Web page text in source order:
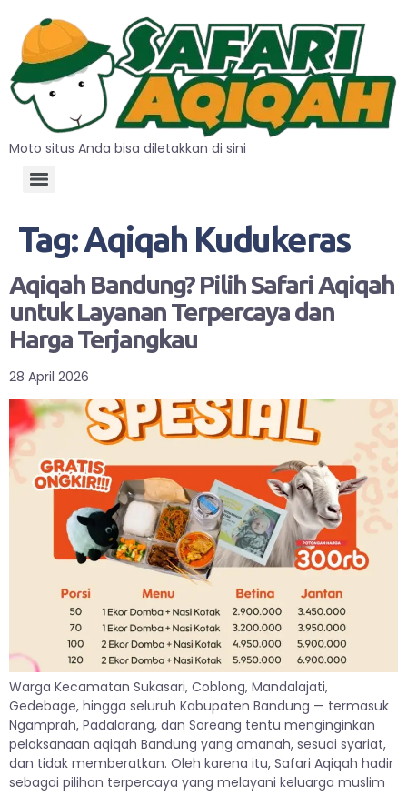
Moto situs Anda bisa diletakkan di sini
Tag:Aqiqah Kudukeras
Aqiqah Bandung? Pilih Safari Aqiqah
untuk Layanan Terpercaya dan
Harga Terjangkau
28 April 2026
Warga Kecamatan Sukasari, Coblong, Mandalajati,
Gedebage, hingga seluruh Kabupaten Bandung — termasuk
Ngamprah, Padalarang, dan Soreang tentu menginginkan
pelaksanaan aqiqah Bandung yang amanah, sesuai syariat,
dan tidak memberatkan. Oleh karena itu, Safari Aqiqah hadir
sebagai pilihan terpercaya yang melayani keluarga muslim